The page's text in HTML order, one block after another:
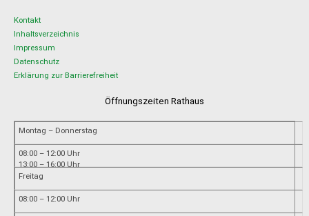
Kontakt
Inhaltsverzeichnis
Impressum
Datenschutz
Erklärung zur Barrierefreiheit
Öffnungszeiten Rathaus
Montag – Donnerstag
08:00 – 12:00 Uhr
13:00 – 16:00 Uhr
Freitag
08:00 – 12:00 Uhr